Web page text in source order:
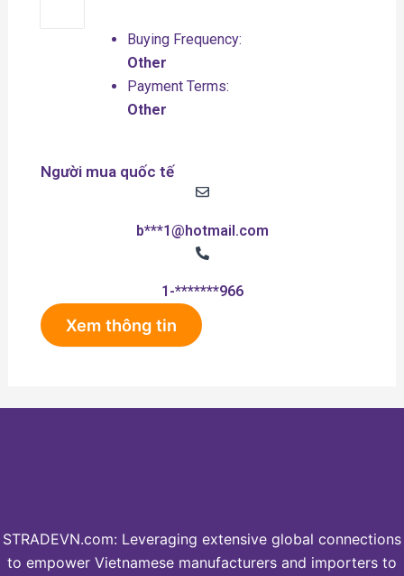
Buying Frequency:
Other
Payment Terms:
Other
Người mua quốc tế
b***1@hotmail.com
1-*******966
Xem thông tin
STRADEVN.com: Leveraging extensive global connections
to empower Vietnamese manufacturers and importers to